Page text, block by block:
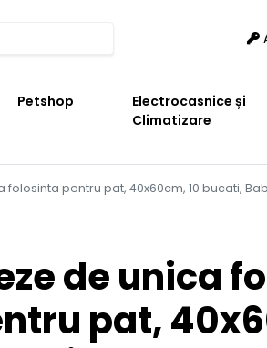
Petshop
Electrocasnice și
Climatizare
folosinta pentru pat, 40x60cm, 10 bucati,
de unica
pat,